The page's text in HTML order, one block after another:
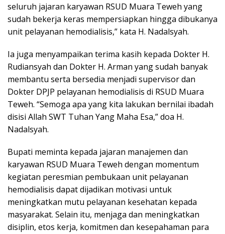
seluruh jajaran karyawan RSUD Muara Teweh yang
sudah bekerja keras mempersiapkan hingga dibukanya
unit pelayanan hemodialisis,” kata H. Nadalsyah.
Ia juga menyampaikan terima kasih kepada Dokter H.
Rudiansyah dan Dokter H. Arman yang sudah banyak
membantu serta bersedia menjadi supervisor dan
Dokter DPJP pelayanan hemodialisis di RSUD Muara
Teweh. “Semoga apa yang kita lakukan bernilai ibadah
disisi Allah SWT Tuhan Yang Maha Esa,” doa H.
Nadalsyah.
Bupati meminta kepada jajaran manajemen dan
karyawan RSUD Muara Teweh dengan momentum
kegiatan peresmian pembukaan unit pelayanan
hemodialisis dapat dijadikan motivasi untuk
meningkatkan mutu pelayanan kesehatan kepada
masyarakat. Selain itu, menjaga dan meningkatkan
disiplin, etos kerja, komitmen dan kesepahaman para